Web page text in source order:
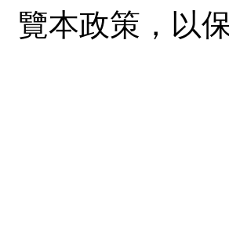
覽本政策，以